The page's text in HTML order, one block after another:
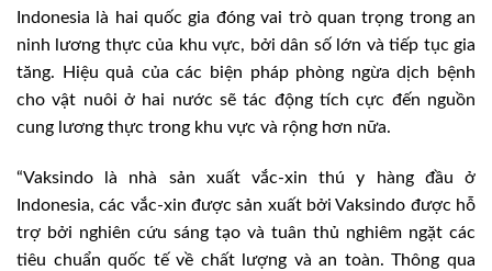
Indonesia là hai quốc gia đóng vai trò quan trọng trong an
ninh lương thực của khu vực, bởi dân số lớn và tiếp tục gia
tăng. Hiệu quả của các biện pháp phòng ngừa dịch bệnh
cho vật nuôi ở hai nước sẽ tác động tích cực đến nguồn
cung lương thực trong khu vực và rộng hơn nữa.
“Vaksindo là nhà sản xuất vắc-xin thú y hàng đầu ở
Indonesia, các vắc-xin được sản xuất bởi Vaksindo được hỗ
trợ bởi nghiên cứu sáng tạo và tuân thủ nghiêm ngặt các
tiêu chuẩn quốc tế về chất lượng và an toàn. Thông qua